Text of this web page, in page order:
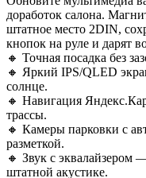
доработок салона.
штатное место 2DIN,
кнопок на руле и дарят
🔸 Точная посадка без
🔸 Яркий IPS/QLED
солнце.
🔸 Навигация
трассы.
🔸 Камеры парковки с
разметкой.
🔸 Звук с эквалайзером
штатной акустике.